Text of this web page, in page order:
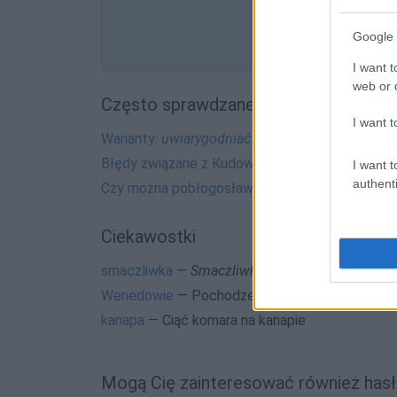
Google
I want
web or
I want
I want
Często sprawdzane
Warianty: uwiarygodniać
Błędy związane z Kudową
Czy można pobłogosławić?
Ciekawostki
smaczliwka — Smaczliwka
w XIX-wiecznym
Wenedowie — Pochodzenie nazwy
kanapa — Ciąć komara na kanapie
Mogą Cię zainteresować również